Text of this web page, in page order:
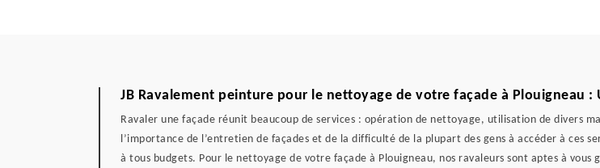
JB Ravalement peinture pour le nettoyage de votre façade à Plouigneau
Ravaler une façade réunit beaucoup de services : opération de nettoyage, utilisation de divers
l’importance de l’entretien de façades et de la difficulté de la plupart des gens à accéder à ces
à tous budgets. Pour le nettoyage de votre façade à Plouigneau, nos ravaleurs sont aptes à